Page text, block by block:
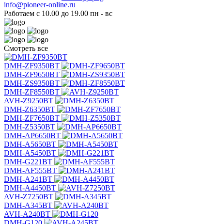
info@pioneer-online.ru
Работаем с 10.00 до 19.00 пн - вс
Смотреть все
DMH-ZF9350BT
DMH-ZF9650BT
DMH-ZS9350BT
DMH-ZF8550BT
AVH-Z9250BT
DMH-Z6350BT
DMH-ZF7650BT
DMH-Z5350BT
DMH-AP6650BT
DMH-A5650BT
DMH-A5450BT
DMH-G221BT
DMH-AF555BT
DMH-A241BT
DMH-A4450BT
AVH-Z7250BT
DMH-A345BT
AVH-A240BT